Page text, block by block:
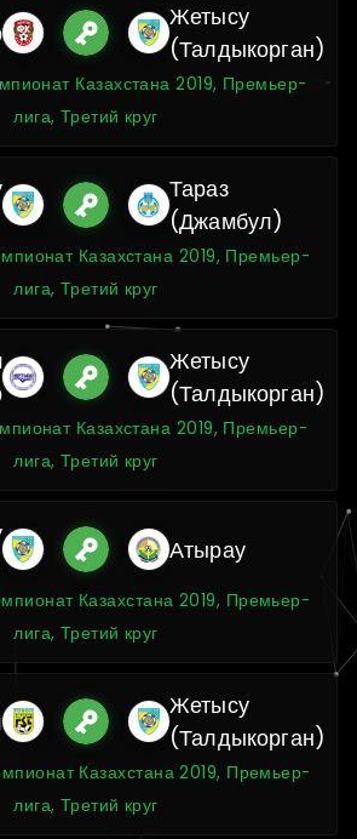
Жетысу
(Талдыкорган)
Казахстана 2019, Премьер-
лига, Третий круг
Тараз
(Джамбул)
Казахстана 2019, Премьер-
лига, Третий круг
Жетысу
(Талдыкорган)
Казахстана 2019, Премьер-
лига, Третий круг
Атырау
Казахстана 2019, Премьер-
лига, Третий круг
Жетысу
(Талдыкорган)
Казахстана 2019, Премьер-
лига, Третий круг